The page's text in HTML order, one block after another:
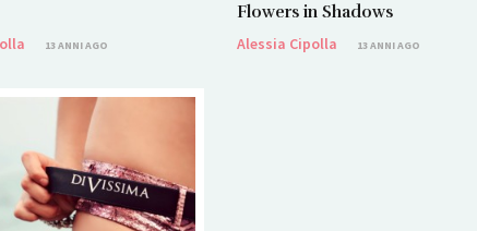
13 ANNI AGO
Flowers in Shadows
Alessia Cipolla
13 ANNI AGO